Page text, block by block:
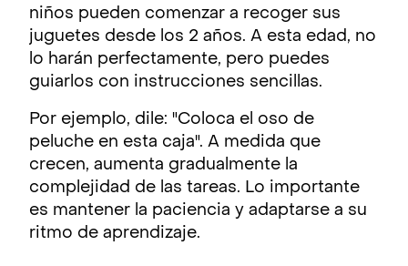
niños pueden comenzar a recoger sus
juguetes desde los 2 años. A esta edad, no
lo harán perfectamente, pero puedes
guiarlos con instrucciones sencillas.
Por ejemplo, dile: "Coloca el oso de
peluche en esta caja". A medida que
crecen, aumenta gradualmente la
complejidad de las tareas. Lo importante
es mantener la paciencia y adaptarse a su
ritmo de aprendizaje.